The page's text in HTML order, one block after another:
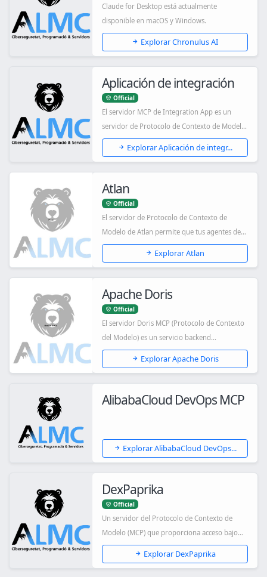
Claude for Desktop está actualmente
disponible en macOS y Windows.
Explorar Chronulus AI
Aplicación de integración
Official
El servidor MCP de Integration App es un
servidor de Protocolo de Contexto de Modelo
(MCP)...
Explorar Aplicación de integr...
Atlan
Official
El servidor de Protocolo de Contexto de
Modelo de Atlan permite que tus agentes de
IA inte...
Explorar Atlan
Apache Doris
Official
El servidor Doris MCP (Protocolo de Contexto
del Modelo) es un servicio backend
construido...
Explorar Apache Doris
AlibabaCloud DevOps MCP
Explorar AlibabaCloud DevOps...
DexPaprika
Official
Un servidor del Protocolo de Contexto de
Modelo (MCP) que proporciona acceso bajo
demanda...
Explorar DexPaprika